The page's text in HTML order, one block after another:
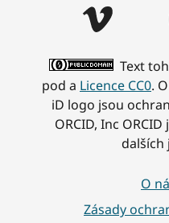
Text
pod a Licence CC0.
iD logo jsou
ORCID, Inc
dalších
O
Zásady